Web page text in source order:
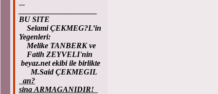
BU SITE
Selami ÇEKMEG?L’in
Yegenleri:
Melike TANBERK ve
Fatih ZEYVELI'nin
beyaz.net ekibi ile birlikte
M.Said ÇEKMEGIL
an?
sina ARMAGANIDIR!